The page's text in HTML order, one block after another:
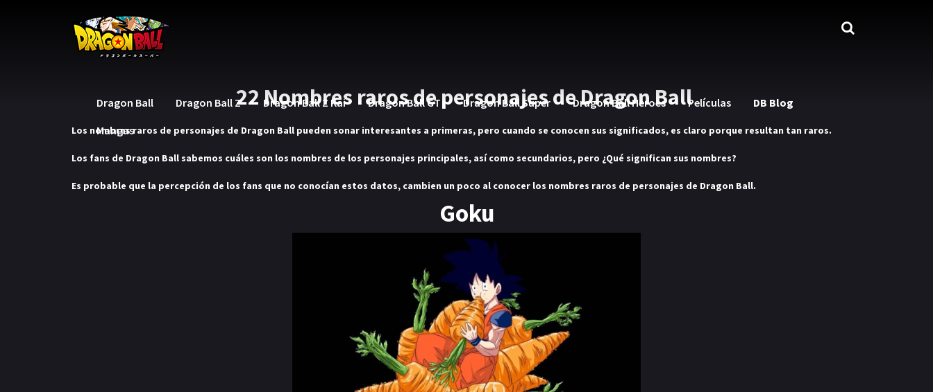
Dragon Ball Dragon Ball Z Dragon Ball Z Kai Dragon Ball GT Dragon Ball Super Dragon Ball Heroes Películas
DB Blog
Mangas
22 Nombres raros de personajes de Dragon Ball
Los nombres raros de personajes de Dragon Ball pueden sonar interesantes a primeras, pero cuando se conocen sus significados, es claro porque resultan tan raros.
Los fans de Dragon Ball sabemos cuáles son los nombres de los personajes principales, así como secundarios, pero ¿Qué significan sus nombres?
Es probable que la percepción de los fans que no conocían estos datos, cambien un poco al conocer los nombres raros de personajes de Dragon Ball.
Goku